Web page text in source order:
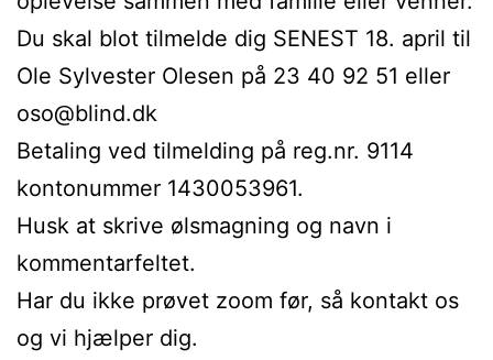
Du skal blot tilmelde dig SENEST 18. april til
Ole Sylvester Olesen på 23 40 92 51 eller
oso@blind.dk
Betaling ved tilmelding på reg.nr. 9114
kontonummer 1430053961.
Husk at skrive ølsmagning og navn i
kommentarfeltet.
Har du ikke prøvet zoom før, så kontakt os
og vi hjælper dig.